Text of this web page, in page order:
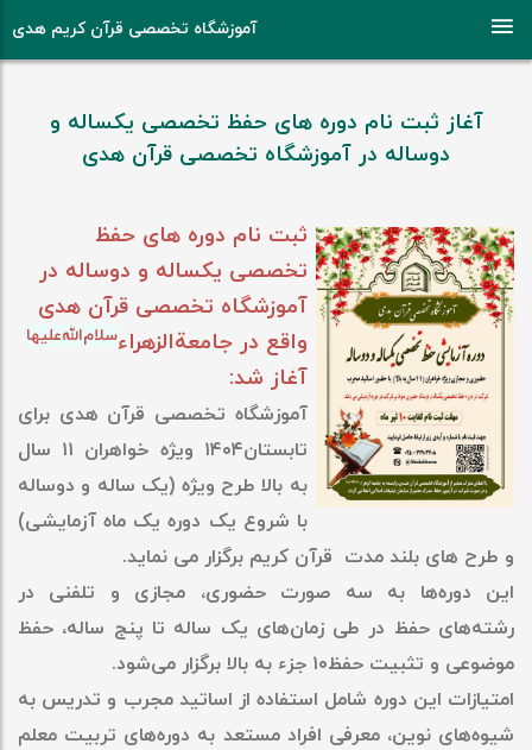
آموزشگاه تخصصی قرآن کریم هدی
آغاز ثبت نام دوره های حفظ تخصصی یکساله و
دوساله در آموزشگاه تخصصی قرآن هدی
ثبت نام دوره های حفظ
تخصصی یکساله و دوساله در
آموزشگاه تخصصی قرآن هدی
واقع در جامعةالزهراءسلام‌الله‌علیها
آغاز شد:
آموزشگاه تخصصی قرآن هدی برای
تابستان۱۴۰۴ ویژه خواهران ۱۱ سال
به بالا طرح ویژه (یک ساله و دوساله
با شروع یک دوره یک ماه آزمایشی)
و طرح های بلند مدت قرآن کریم برگزار می نماید.
این دوره‌ها به سه صورت حضوری، مجازی و تلفنی در
رشته‌های حفظ در طی زمان‌های یک ساله تا پنج ساله، حفظ
موضوعی و تثبیت حفظ۱۰ جزء به بالا برگزار می‌شود.
امتیازات این دوره شامل استفاده از اساتید مجرب و تدریس به
شیوه‌های نوین، معرفی افراد مستعد به دوره‌های تربیت معلم